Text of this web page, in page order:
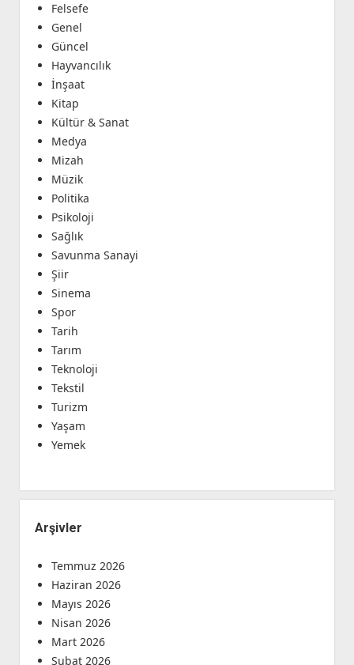
Felsefe
Genel
Güncel
Hayvancılık
İnşaat
Kitap
Kültür & Sanat
Medya
Mizah
Müzik
Politika
Psikoloji
Sağlık
Savunma Sanayi
Şiir
Sinema
Spor
Tarih
Tarım
Teknoloji
Tekstil
Turizm
Yaşam
Yemek
Arşivler
Temmuz 2026
Haziran 2026
Mayıs 2026
Nisan 2026
Mart 2026
Şubat 2026